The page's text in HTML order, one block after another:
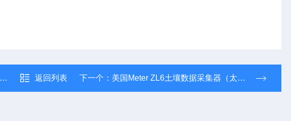
返回列表 下一个： 美国Meter ZL6土壤数据采集器（太阳能供电